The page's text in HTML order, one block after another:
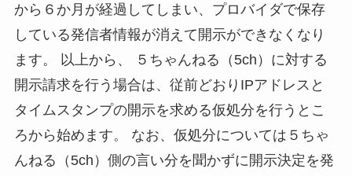
から６か月が経過してしまい、プロバイダで保存
している発信者情報が消えて開示ができなくなり
ます。 以上から、 ５ちゃんねる（5ch）に対する
開示請求を行う場合は、従前どおりIPアドレスと
タイムスタンプの開示を求める仮処分を行うとこ
ろから始めます。 なお、仮処分については５ちゃ
んねる（5ch）側の言い分を聞かずに開示決定を発